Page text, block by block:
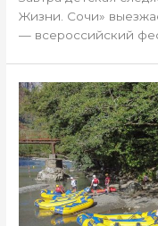
Жизни. Сочи»
— всероссийский